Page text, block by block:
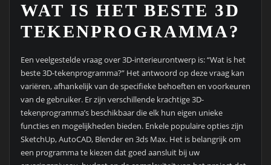
WAT IS HET BESTE 3D
TEKENPROGRAMMA?
Een veelgestelde vraag over 3D-interieurontwerp is: “Wat is het
beste 3D-tekenprogramma?” Het antwoord op deze vraag kan
variëren, afhankelijk van de specifieke behoeften en voorkeuren
van de gebruiker. Er zijn verschillende krachtige 3D-
tekenprogramma’s beschikbaar die elk hun eigen unieke
functies en mogelijkheden bieden. Enkele populaire opties zijn
SketchUp, AutoCAD, Blender en 3ds Max. Het is belangrijk om
een programma te kiezen dat goed aansluit bij uw